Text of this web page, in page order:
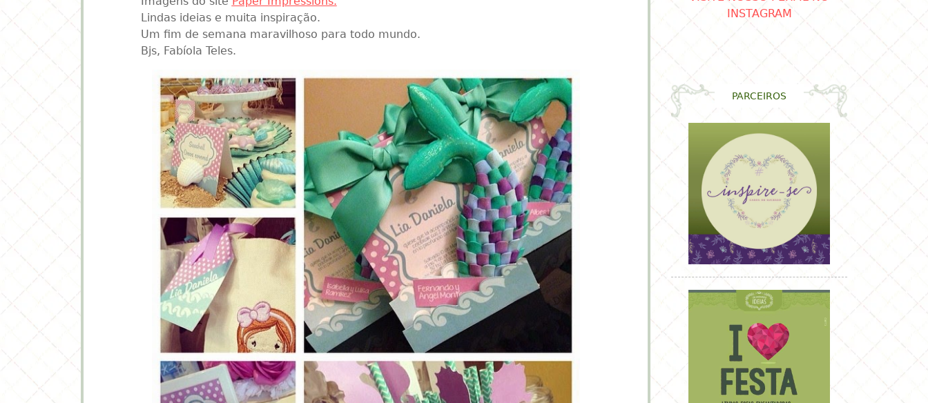
Apaixonada por estes convites para comemorações infantis!!
Lindas ideias e muita inspiração.
Um fim de semana maravilhoso para todo mundo.
Bjs, Fabíola Teles.
INSTAGRAM
PARCEIROS